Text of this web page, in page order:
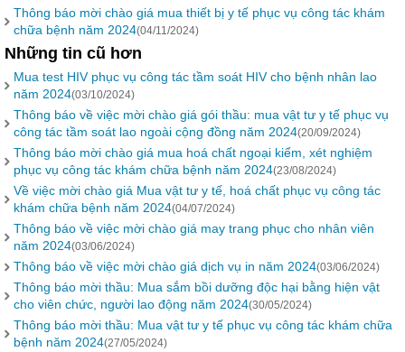
Thông báo mời chào giá mua thiết bị y tế phục vụ công tác khám
chữa bệnh năm 2024(04/11/2024)
Những tin cũ hơn
Mua test HIV phục vụ công tác tầm soát HIV cho bệnh nhân lao
năm 2024(03/10/2024)
Thông báo về việc mời chào giá gói thầu: mua vật tư y tế phục vụ
công tác tầm soát lao ngoài cộng đồng năm 2024(20/09/2024)
Thông báo mời chào giá mua hoá chất ngoại kiểm, xét nghiệm
phục vụ công tác khám chữa bệnh năm 2024(23/08/2024)
Về việc mời chào giá Mua vật tư y tế, hoá chất phục vụ công tác
khám chữa bệnh năm 2024(04/07/2024)
Thông báo về việc mời chào giá may trang phục cho nhân viên
năm 2024(03/06/2024)
Thông báo về việc mời chào giá dịch vụ in năm 2024(03/06/2024)
Thông báo mời thầu: Mua sắm bồi dưỡng độc hại bằng hiện vật
cho viên chức, người lao động năm 2024(30/05/2024)
Thông báo mời thầu: Mua vật tư y tế phục vụ công tác khám chữa
bệnh năm 2024(27/05/2024)